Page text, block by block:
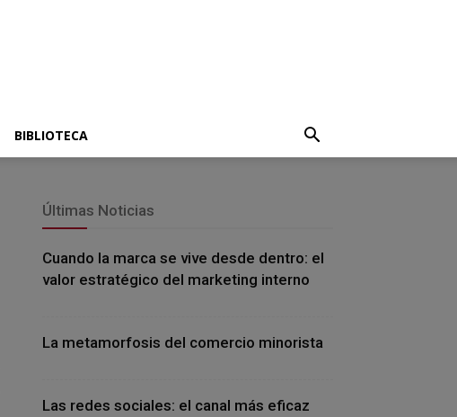
BIBLIOTECA
Últimas Noticias
Cuando la marca se vive desde dentro: el
valor estratégico del marketing interno
La metamorfosis del comercio minorista
Las redes sociales: el canal más eficaz